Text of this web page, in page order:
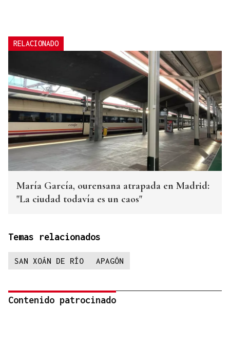
RELACIONADO
María García, ourensana atrapada en Madrid:
"La ciudad todavía es un caos"
Temas relacionados
SAN XOÁN DE RÍO APAGÓN
Contenido patrocinado